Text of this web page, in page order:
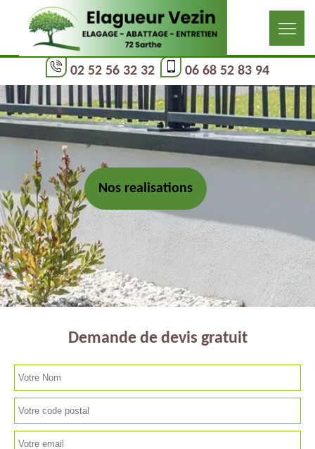
02 52 56 32 32 06 68 52 83 94
Nos realisations
Demande de devis gratuit